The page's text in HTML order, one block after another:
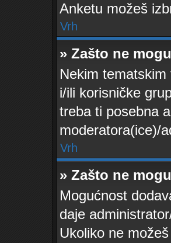
Anketu možeš
Vrh
» Zašto ne
Nekim
i/ili korisničke
treba ti posebna
moderatora(ice)/
Vrh
» Zašto ne
Mogućnost
daje
Ukoliko ne